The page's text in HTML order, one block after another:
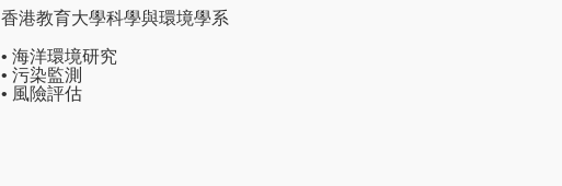
香港教育大學科學與環境學系
• 海洋環境研究
• 污染監測
• 風險評估